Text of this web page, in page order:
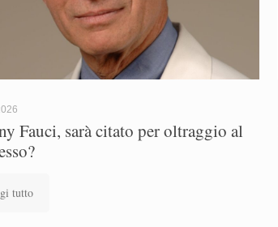
Fauci, sarà citato per oltraggio al
tutto